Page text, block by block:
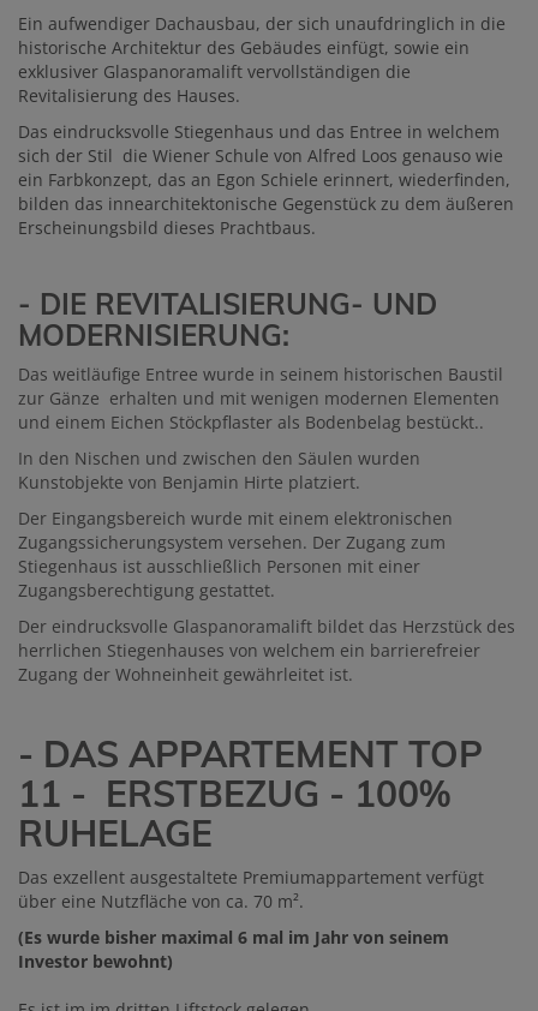
Ein aufwendiger Dachausbau, der sich unaufdringlich in die
historische Architektur des Gebäudes einfügt, sowie ein
exklusiver Glaspanoramalift vervollständigen die
Revitalisierung des Hauses.
Das eindrucksvolle Stiegenhaus und das Entree in welchem
sich der Stil die Wiener Schule von Alfred Loos genauso wie
ein Farbkonzept, das an Egon Schiele erinnert, wiederfinden,
bilden das innearchitektonische Gegenstück zu dem äußeren
Erscheinungsbild dieses Prachtbaus.
- DIE REVITALISIERUNG- UND
MODERNISIERUNG:
Das weitläufige Entree wurde in seinem historischen Baustil
zur Gänze erhalten und mit wenigen modernen Elementen
und einem Eichen Stöckpflaster als Bodenbelag bestückt..
In den Nischen und zwischen den Säulen wurden
Kunstobjekte von Benjamin Hirte platziert.
Der Eingangsbereich wurde mit einem elektronischen
Zugangssicherungsystem versehen. Der Zugang zum
Stiegenhaus ist ausschließlich Personen mit einer
Zugangsberechtigung gestattet.
Der eindrucksvolle Glaspanoramalift bildet das Herzstück des
herrlichen Stiegenhauses von welchem ein barrierefreier
Zugang der Wohneinheit gewährleitet ist.
- DAS APPARTEMENT TOP
11 - ERSTBEZUG - 100%
RUHELAGE
Das exzellent ausgestaltete Premiumappartement verfügt
über eine Nutzfläche von ca. 70 m².
(Es wurde bisher maximal 6 mal im Jahr von seinem
Investor bewohnt)